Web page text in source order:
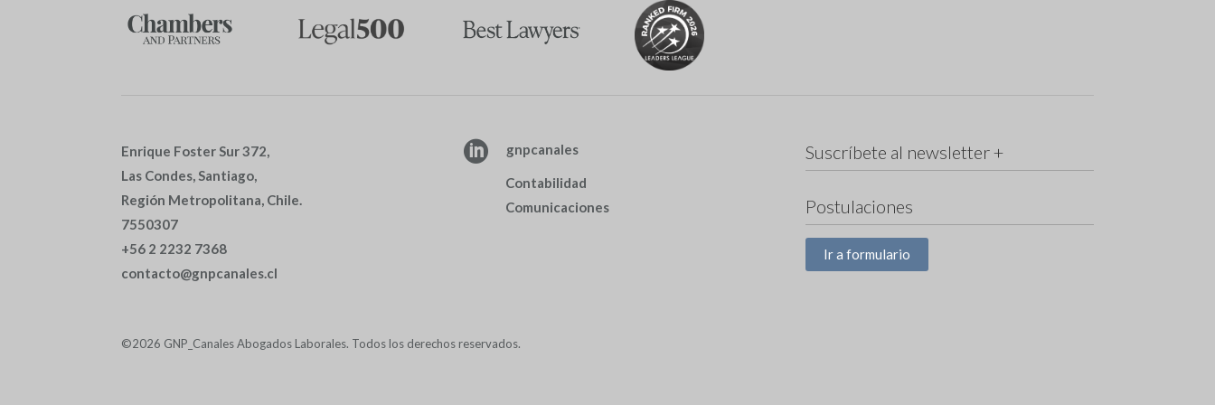
Enrique Foster Sur 372,
Las Condes, Santiago,
Región Metropolitana, Chile.
7550307
+56 2 2232 7368
contacto@gnpcanales.cl
 gnpcanales
Contabilidad
Comunicaciones
Suscríbete al newsletter +
Postulaciones
Ir a formulario
©2026 GNP_Canales Abogados Laborales. Todos los derechos reservados.